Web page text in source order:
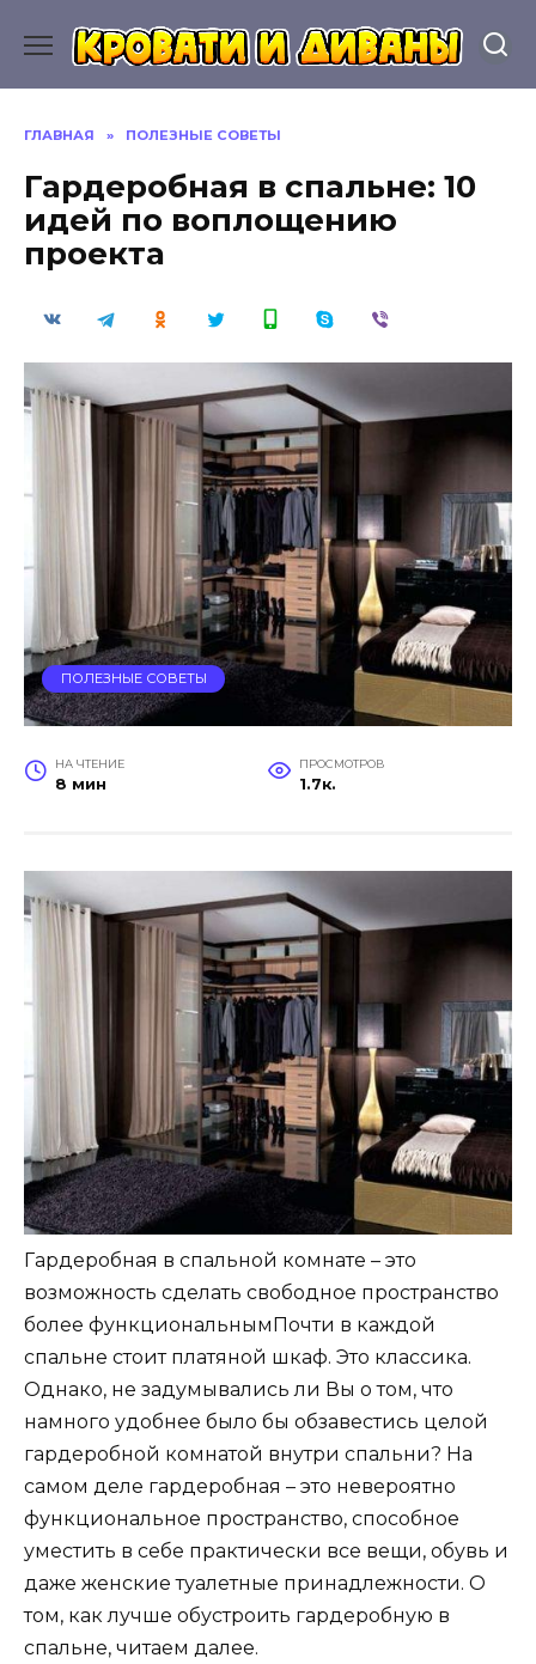
содержанию
ГЛАВНАЯ » ПОЛЕЗНЫЕ СОВЕТЫ
Гардеробная в спальне: 10
идей по воплощению
проекта
ПОЛЕЗНЫЕ СОВЕТЫ
НА ЧТЕНИЕ
8 мин
ПРОСМОТРОВ
1.7к.
Гардеробная в спальной комнате – это
возможность сделать свободное пространство
более функциональнымПочти в каждой
спальне стоит платяной шкаф. Это классика.
Однако, не задумывались ли Вы о том, что
намного удобнее было бы обзавестись целой
гардеробной комнатой внутри спальни? На
самом деле гардеробная – это невероятно
функциональное пространство, способное
уместить в себе практически все вещи, обувь и
даже женские туалетные принадлежности. О
том, как лучше обустроить гардеробную в
спальне, читаем далее.